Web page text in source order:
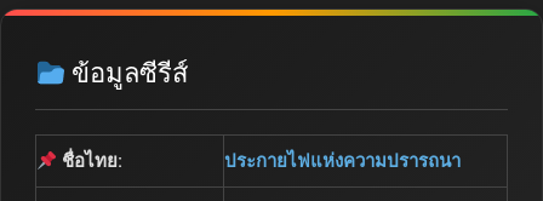
ข้อมูลซีรีส์
ชื่อไทย: ประกายไฟแห่งความปรารถนา